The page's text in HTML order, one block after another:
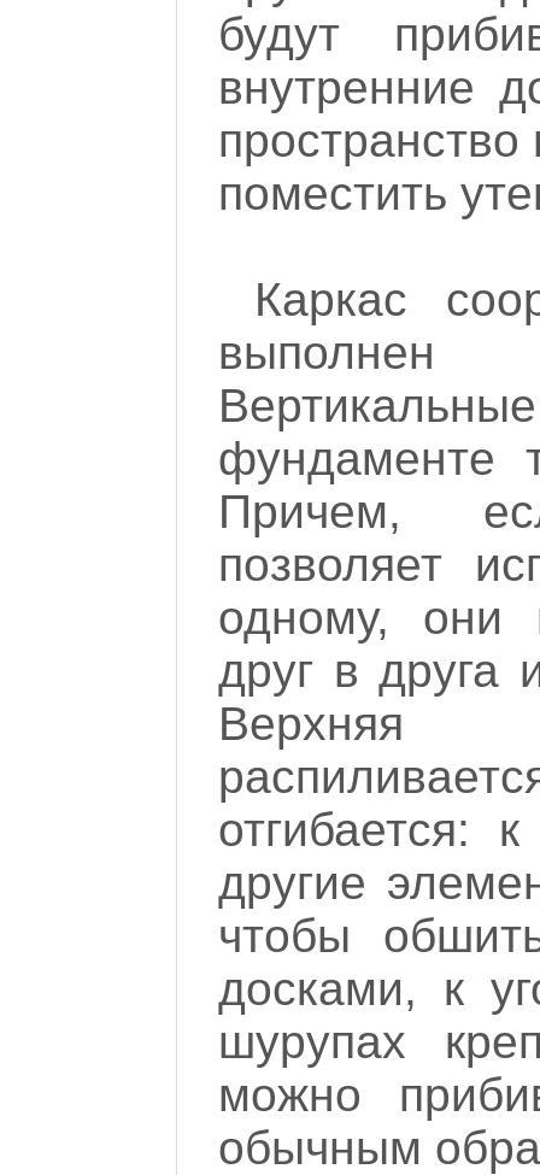
будут
внутренние
поместить
Каркас
фундаменте
Причем,
позволяет
одному, они
друг в друга
Верхняя
отгибается:
другие
чтобы
досками, к
шурупах
можно
обычным